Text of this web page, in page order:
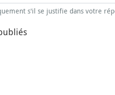
s'il se justifie dans votre